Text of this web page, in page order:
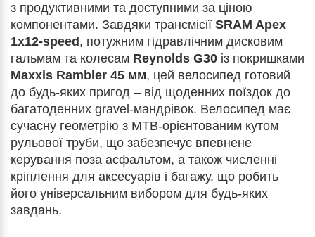
з продуктивними та доступними за ціною
компонентами. Завдяки трансмісії SRAM Apex
1x12-speed , потужним гідравлічним дисковим
гальмам та колесам Reynolds G30 із покришками
Maxxis Rambler 45 мм, цей велосипед готовий
до будь-яких пригод – від щоденних поїздок до
багатоденних gravel-мандрівок. Велосипед має
сучасну геометрію з MTB-орієнтованим кутом
рульової труби, що забезпечує впевнене
керування поза асфальтом, а також численні
кріплення для аксесуарів і багажу, що робить
його універсальним вибором для будь-яких
завдань.